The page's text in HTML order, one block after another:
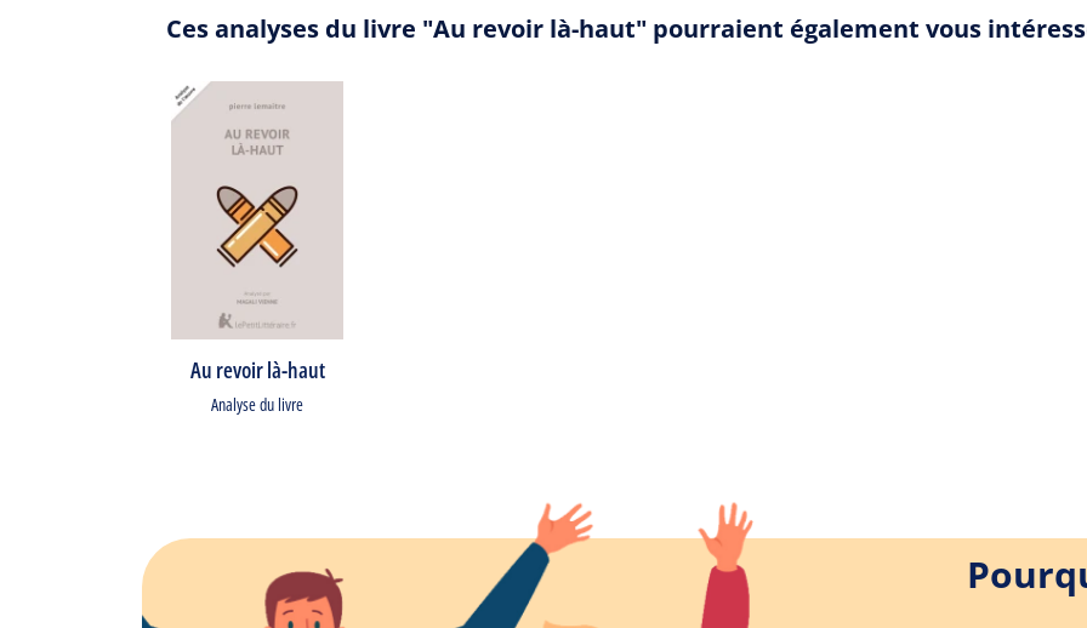
Ces analyses du livre "Au revoir là-haut" pourraient également vous
Au revoir là-haut
Analyse du livre